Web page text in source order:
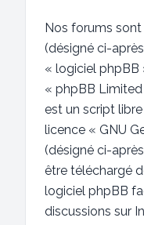
Nos forums
(désigné ci-
« logiciel phpBB
« phpBB Limited
est un script
licence « GNU
(désigné ci-
être téléchargé
logiciel phpBB
discussions sur